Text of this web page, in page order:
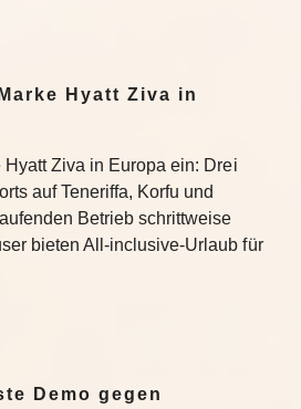
Hyatt Ziva in
Hyatt Ziva in Europa ein: Drei
auf Teneriffa, Korfu und
Betrieb schrittweise
bieten All-inclusive-Urlaub für
Demo gegen